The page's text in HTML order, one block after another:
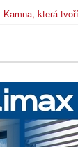
která